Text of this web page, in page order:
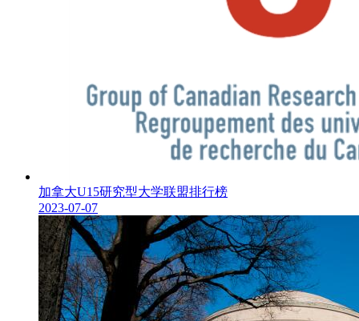
加拿大U15研究型大学联盟排行榜
2023-07-07